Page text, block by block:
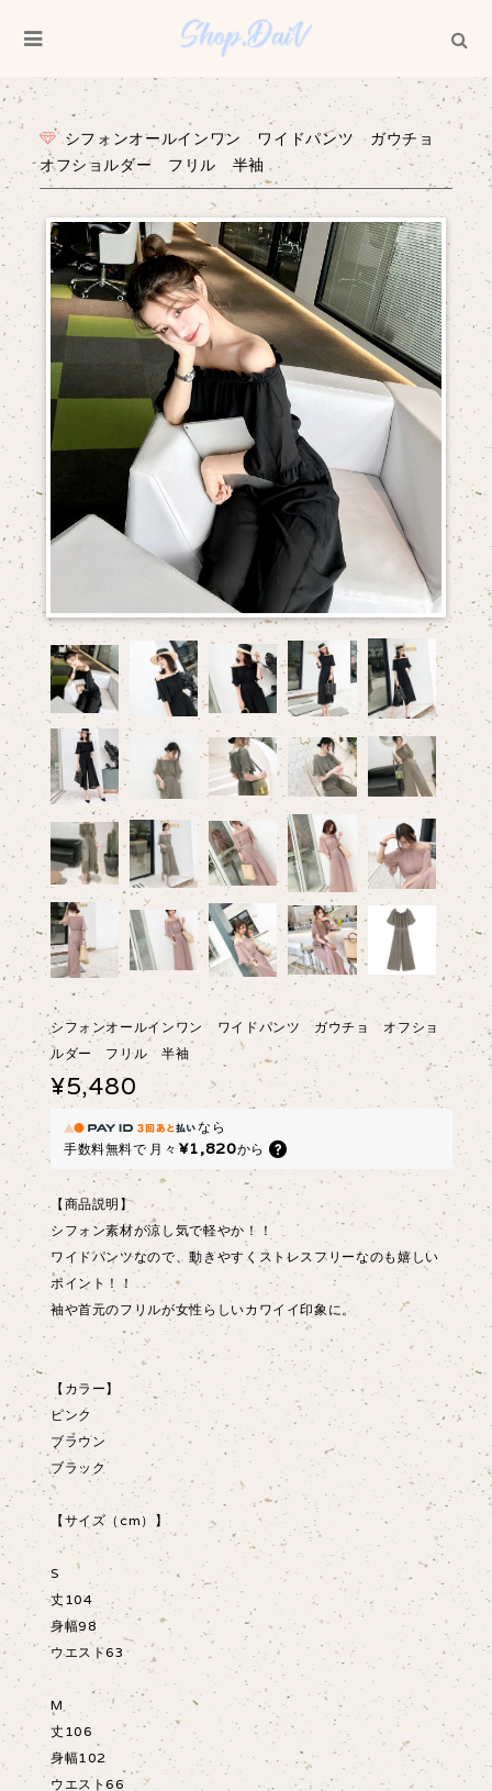
シフォンオールインワン ワイドパンツ ガウチョ
オフショルダー フリル 半袖
シフォンオールインワン ワイドパンツ ガウチョ オフショ
ルダー フリル 半袖
¥5,480
なら
手数料無料で 月々 ¥1,820から
【商品説明】
シフォン素材が涼し気で軽やか！！
ワイドパンツなので、動きやすくストレスフリーなのも嬉しい
ポイント！！
袖や首元のフリルが女性らしいカワイイ印象に。
【カラー】
ピンク
ブラウン
ブラック
【サイズ（cm）】
S
丈104
身幅98
ウエスト63
M
丈106
身幅102
ウエスト66